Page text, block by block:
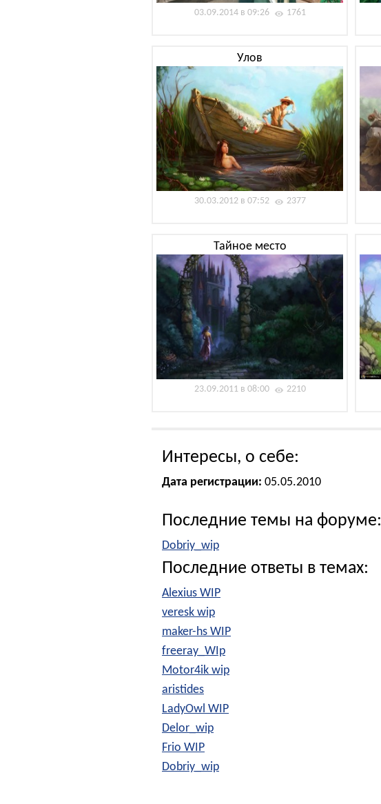
03.09.2014 в 09:26 1761
Улов
30.03.2012 в 07:52 2377
Тайное место
23.09.2011 в 08:00 2210
Интересы, о себе:
Дата регистрации: 05.05.2010
Последние темы на форуме:
Dobriy_wip
Последние ответы в темах:
Alexius WIP
veresk wip
maker-hs WIP
freeray_WIp
Motor4ik wip
aristides
LadyOwl WIP
Delor_wip
Frio WIP
Dobriy_wip